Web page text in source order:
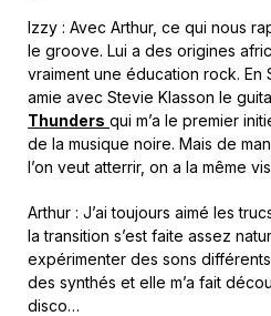
Izzy : Avec Arthur, ce qui nous
le groove. Lui a des origines
vraiment une éducation rock. En
amie avec Stevie Klasson le
Thunders qui m’a le premier
de la musique noire. Mais de
l’on veut atterrir, on a la même
Arthur : J’ai toujours aimé les
la transition s’est faite assez
expérimenter des sons
des synthés et elle m’a fait
disco…